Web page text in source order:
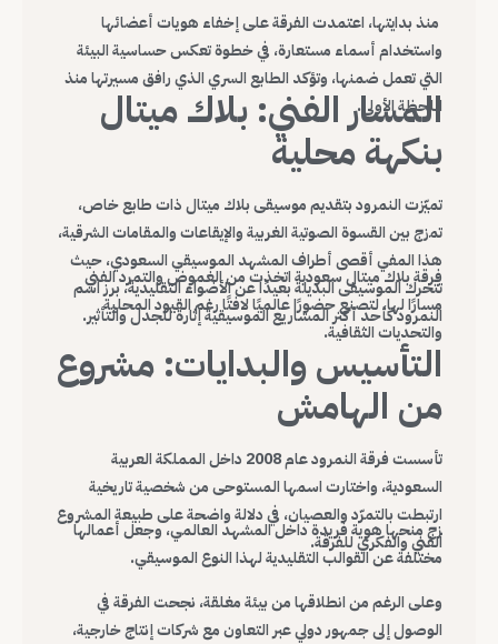
منذ بدايتها، اعتمدت الفرقة على إخفاء هويات أعضائها
واستخدام أسماء مستعارة، في خطوة تعكس حساسية البيئة
التي تعمل ضمنها، وتؤكد الطابع السري الذي رافق مسيرتها منذ
اللحظة الأولى.
المسار الفني: بلاك ميتال
بنكهة محلية
تميّزت النمرود بتقديم موسيقى بلاك ميتال ذات طابع خاص،
تمزج بين القسوة الصوتية الغربية والإيقاعات والمقامات الشرقية،
هذا المفي أقصى أطراف المشهد الموسيقي السعودي، حيث
تتحرك الموسيقى البديلة بعيدًا عن الأضواء التقليدية، برز اسم
النمرود كأحد أكثر المشاريع الموسيقية إثارة للجدل والتأثير.
فرقة بلاك ميتال سعودية اتخذت من الغموض والتمرد الفني
مسارًا لها، لتصنع حضورًا عالميًا لافتًا رغم القيود المحلية
والتحديات الثقافية.
التأسيس والبدايات: مشروع
من الهامش
تأسست فرقة النمرود عام 2008 داخل المملكة العربية
السعودية، واختارت اسمها المستوحى من شخصية تاريخية
ارتبطت بالتمرّد والعصيان، في دلالة واضحة على طبيعة المشروع
الفني والفكري للفرقة.
زج منحها هوية فريدة داخل المشهد العالمي، وجعل أعمالها
مختلفة عن القوالب التقليدية لهذا النوع الموسيقي.
وعلى الرغم من انطلاقها من بيئة مغلقة، نجحت الفرقة في
الوصول إلى جمهور دولي عبر التعاون مع شركات إنتاج خارجية،